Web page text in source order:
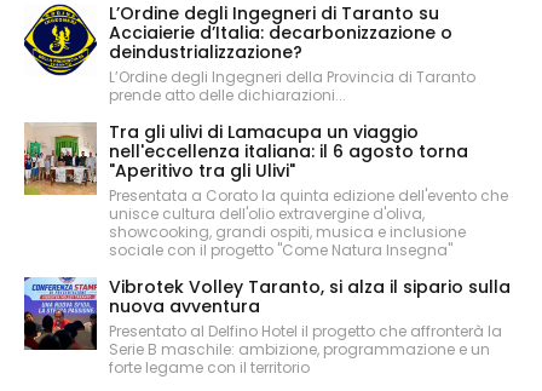
L’Ordine degli Ingegneri di Taranto su
Acciaierie d’Italia: decarbonizzazione o
deindustrializzazione?
L’Ordine degli Ingegneri della Provincia di Taranto
prende atto delle dichiarazioni...
Tra gli ulivi di Lamacupa un viaggio
nell'eccellenza italiana: il 6 agosto torna
"Aperitivo tra gli Ulivi"
Presentata a Corato la quinta edizione dell'evento che
unisce cultura dell'olio extravergine d'oliva,
showcooking, grandi ospiti, musica e inclusione
sociale con il progetto "Come Natura Insegna"
Vibrotek Volley Taranto, si alza il sipario sulla
nuova avventura
Presentato al Delfino Hotel il progetto che affronterà la
Serie B maschile: ambizione, programmazione e un
forte legame con il territorio